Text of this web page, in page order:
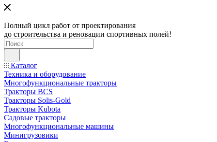
Полный цикл работ от проектирования
до строительства и реновации спортивных полей!
Каталог
Техника и оборудование
Многофункциональные тракторы
Тракторы BCS
Тракторы Solis-Gold
Тракторы Kubota
Садовые тракторы
Многофункциональные машины
Минигрузовики